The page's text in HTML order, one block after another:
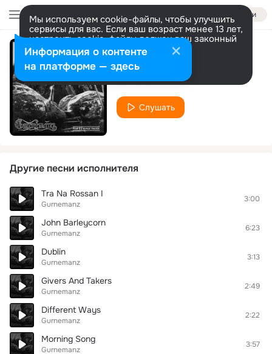
Войти
Мы используем cookie-файлы, чтобы улучшить
сервисы для вас. Если ваш возраст менее 13 лет,
настроить cookie-файлы должен ваш законный
представитель. Больше информации
Разрешить все Настроить
November
Gurnemanz
Слушать
Другие песни исполнителя
Tra Na Rossan I
Gurnemanz
3:00
John Barleycorn
Gurnemanz
6:23
Dublin
Gurnemanz
3:13
Givers And Takers
Gurnemanz
2:49
Different Ways
Gurnemanz
2:22
Morning Song
Gurnemanz
3:57
Информация о контенте
на платформе — здесь